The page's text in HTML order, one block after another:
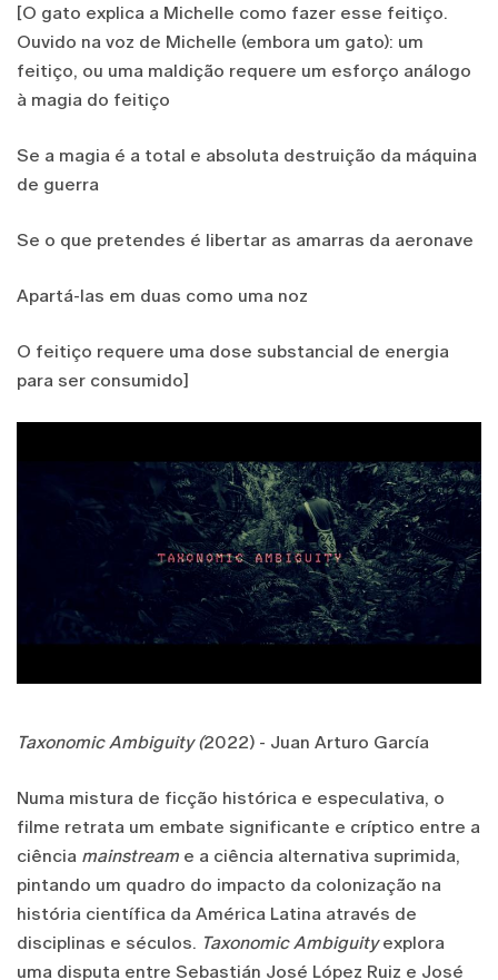
[O gato explica a Michelle como fazer esse feitiço.
Ouvido na voz de Michelle (embora um gato): um
feitiço, ou uma maldição requere um esforço análogo
à magia do feitiço
Se a magia é a total e absoluta destruição da máquina
de guerra
Se o que pretendes é libertar as amarras da aeronave
Apartá-las em duas como uma noz
O feitiço requere uma dose substancial de energia
para ser consumido]
Taxonomic Ambiguity (2022) - Juan Arturo García
Numa mistura de ficção histórica e especulativa, o
filme retrata um embate significante e críptico entre a
ciência mainstream e a ciência alternativa suprimida,
pintando um quadro do impacto da colonização na
história científica da América Latina através de
disciplinas e séculos. Taxonomic Ambiguityexplora
uma disputa entre Sebastián José López Ruiz e José